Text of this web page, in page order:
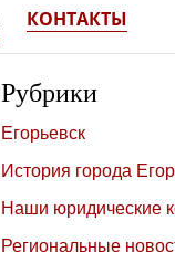
КОНТАКТЫ
Рубрики
Егорьевск
История города
Наши юридические
Региональные